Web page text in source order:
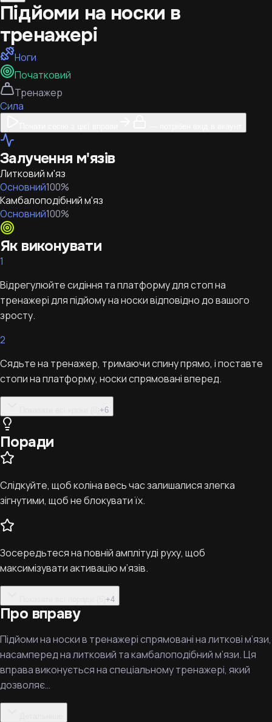
Підйоми на носки в
тренажері
Ноги
Початковий
Тренажер
Сила
Залучення м'язів
Литковий м'яз
Основний100%
Камбалоподібний м'яз
Основний100%
Як виконувати
1
Відрегулюйте сидіння та платформу для стоп на
тренажері для підйому на носки відповідно до вашого
зросту.
2
Сядьте на тренажер, тримаючи спину прямо, і поставте
стопи на платформу, носки спрямовані вперед.
+6
Поради
Слідкуйте, щоб коліна весь час залишалися злегка
зігнутими, щоб не блокувати їх.
Зосередьтеся на повній амплітуді руху, щоб
максимізувати активацію м’язів.
+4
Про вправу
Підйоми на носки в тренажері спрямовані на литкові м’язи,
насамперед на литковий та камбалоподібний м’язи. Ця
вправа виконується на спеціальному тренажері, який
дозволяє…